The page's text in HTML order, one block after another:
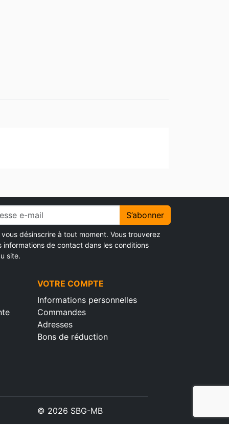
S’abonner
désinscrire à tout moment. Vous trouverez
informations de contact dans les conditions
site.
VOTRE COMPTE
Informations personnelles
Commandes
Adresses
Bons de réduction
© 2026 SBG-MB